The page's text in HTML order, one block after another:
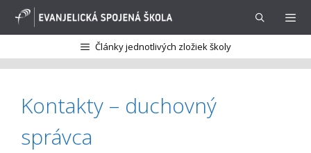
Preskočiť
Články jednotlivých zložiek školy
Kontakty – duchovný
správca